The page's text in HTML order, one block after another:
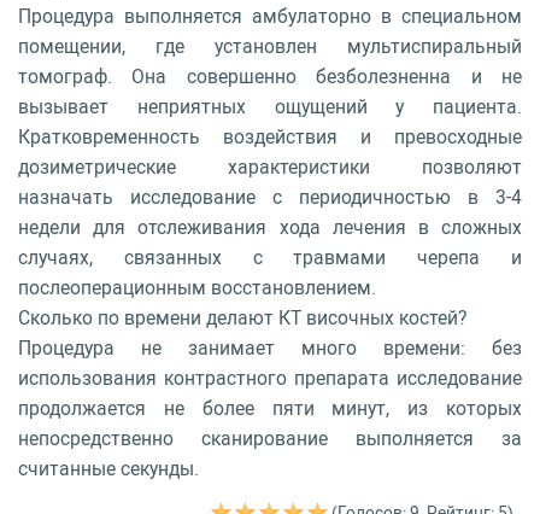
Процедура выполняется амбулаторно в специальном
помещении, где установлен мультиспиральный
томограф. Она совершенно безболезненна и не
вызывает неприятных ощущений у пациента.
Кратковременность воздействия и превосходные
дозиметрические характеристики позволяют
назначать исследование с периодичностью в 3-4
недели для отслеживания хода лечения в сложных
случаях, связанных с травмами черепа и
послеоперационным восстановлением.
Сколько по времени делают КТ височных костей?
Процедура не занимает много времени: без
использования контрастного препарата исследование
продолжается не более пяти минут, из которых
непосредственно сканирование выполняется за
считанные секунды.